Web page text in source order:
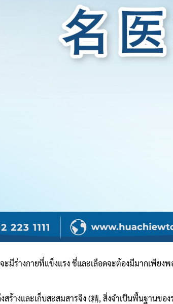
มีร่างกายที่แข็งแรง ชี่และเลือดจะต้องมีมากเพียง
สร้างและเก็บสะสมสารจิง (精, สิ่งจำเป็นพื้นฐานข